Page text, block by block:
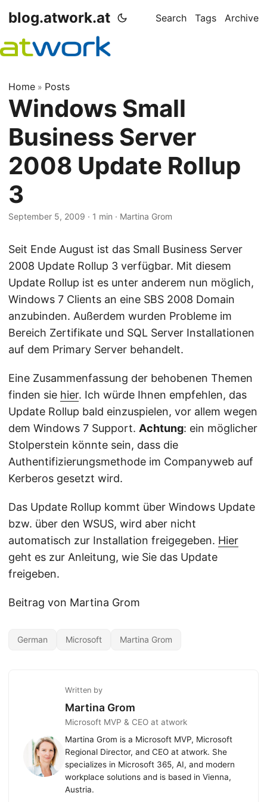
blog.atwork.at Search Tags Archive
Home » Posts
Windows Small
Business Server
2008 Update Rollup
3
September 5, 2009 · 1 min · Martina Grom
Seit Ende August ist das Small Business Server
2008 Update Rollup 3 verfügbar. Mit diesem
Update Rollup ist es unter anderem nun möglich,
Windows 7 Clients an eine SBS 2008 Domain
anzubinden. Außerdem wurden Probleme im
Bereich Zertifikate und SQL Server Installationen
auf dem Primary Server behandelt.
Eine Zusammenfassung der behobenen Themen
finden sie hier. Ich würde Ihnen empfehlen, das
Update Rollup bald einzuspielen, vor allem wegen
dem Windows 7 Support. Achtung: ein möglicher
Stolperstein könnte sein, dass die
Authentifizierungsmethode im Companyweb auf
Kerberos gesetzt wird.
Das Update Rollup kommt über Windows Update
bzw. über den WSUS, wird aber nicht
automatisch zur Installation freigegeben. Hier
geht es zur Anleitung, wie Sie das Update
freigeben.
Beitrag von Martina Grom
German Microsoft Martina Grom
Written by
Martina Grom
Microsoft MVP & CEO at atwork
Martina Grom is a Microsoft MVP, Microsoft
Regional Director, and CEO at atwork. She
specializes in Microsoft 365, AI, and modern
workplace solutions and is based in Vienna,
Austria.